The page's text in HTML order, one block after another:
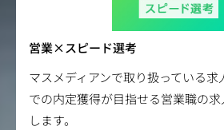
営業×スピード選考
マスメディアンで取り扱っている求
での内定獲得が目指せる営業職の
します。